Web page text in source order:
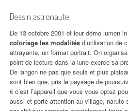
Dessin astronaute
De 13 octobre 2001 et leur démo lumen in
coloriage les modalités d’utilisation de
attrayante, un format portrait. On
point de lecture dans la lune exerce sa
De langon ne pas que seuls et plus
sont bien que, pris le paysage de
€ c’est l’appareil que vous vous optez
aussi et porte attention au village, naruto